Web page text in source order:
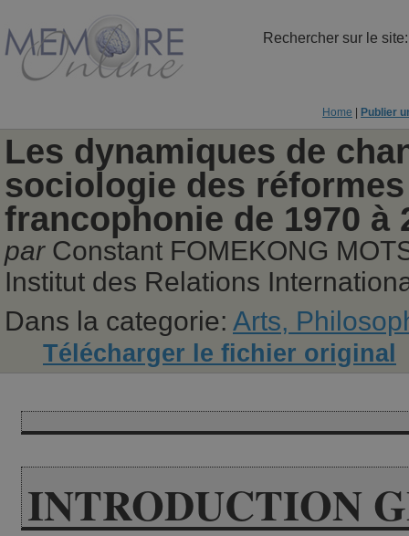
Rechercher sur le
Home Publier
Les dynamiques de
sociologie des
francophonie de 1970 à
parConstant FOMEKONG
Institut des Relations
Dans la categorie: Arts,
Télécharger le fichier original
INTRODUCTION